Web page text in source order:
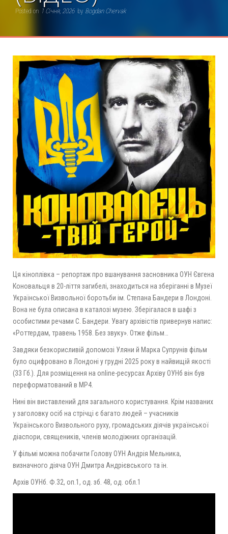
Posted on 1 Січня, 2026 by Bogdan Chervak
Ця кіноплівка – репортаж про вшанування засновника ОУН Євгена
Коновальця в 20-ліття загибелі, знаходиться на зберіганні в Музеї
Української Визвольної боротьби ім. Степана Бандери в Лондоні.
Вона не була описана в каталозі музею. Зберігалася в шафі з
особистими речами С. Бандери. Увагу архівістів привернув напис:
«Роттердам, травень 1958. Без звуку». Отже фільм…
Завдяки безкорисливій допомозі Уляни й Марка Супрунів фільм
було оцифровано в Лондоні у грудні 2025 року в найвищій якості
(33 Гб.). Для розміщення на online-ресурсах Архіву ОУНб він був
переформатований в МР4.
Нині він виставлений для загального користування. Крім названих
у заголовку осіб на стрічці є багато людей – учасників
Українського Визвольного руху, громадських діячів української
діаспори, священиків, членів молодіжних організацій.
У фільмі можна побачити Голову ОУН Андрія Мельника,
визначного діяча ОУН Дмитра Андрієвського та ін.
Архів ОУНб. Ф.32, оп.1, од. зб. 48, од. обл.1